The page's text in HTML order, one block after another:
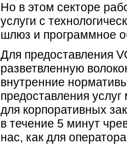
Но в этом секторе
услуги с
шлюз и программное
Для предоставления
разветвленную
внутренние
предоставления
для корпоративных
в течение 5 минут
нас, как для